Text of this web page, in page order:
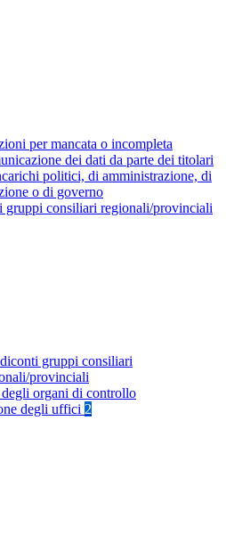
per mancata o incompleta
dei dati da parte dei titolari
politici, di amministrazione, di
o di governo
gruppi consiliari regionali/provinciali
gruppi consiliari
provinciali
organi di controllo
degli uffici 2